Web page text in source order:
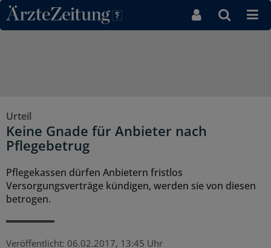
Direkt zum Inhaltsbereich
Urteil
Keine Gnade für Anbieter nach
Pflegebetrug
Pflegekassen dürfen Anbietern fristlos
Versorgungsverträge kündigen, werden sie von diesen
betrogen.
Veröffentlicht: 06.02.2017, 13:45 Uhr